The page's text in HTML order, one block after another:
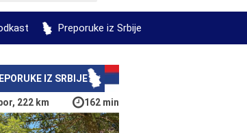
Preporuke iz Srbije
IZ SRBIJE
222 km 162 min